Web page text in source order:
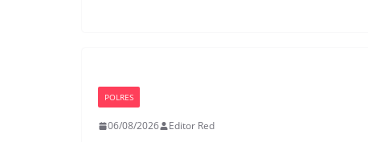
POLRES
06/08/2026 Editor Red